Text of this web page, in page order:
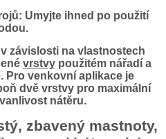
Umyjte ihned po použití
závislosti na vlastnostech
vrstvypoužitém nářadí a
Pro venkovní aplikace je
dvě vrstvy pro maximální
nátěru.
zbavený mastnoty,